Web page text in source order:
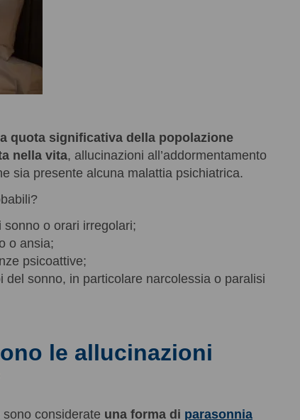
quota significativa della popolazione
nella vita, allucinazioni all’addormentamento
sia presente alcuna malattia psichiatrica.
o orari irregolari;
o ansia;
psicoattive;
del sonno, in particolare narcolessia o paralisi
le allucinazioni
considerate una forma di parasonnia